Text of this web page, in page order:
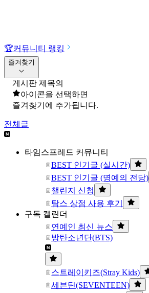
🏆커뮤니티 랭킹
즐겨찾기
게시판 제목의
아이콘을 선택하면
즐겨찾기에 추가됩니다.
전체글
타임스프레드 커뮤니티
BEST 인기글 (실시간)
BEST 인기글 (명예의 전당)
챌린지 신청
탐스 상점 사용 후기
구독 캘린더
연예인 최신 뉴스
방탄소년단(BTS)
스트레이키즈(Stray Kids)
세븐틴(SEVENTEEN)